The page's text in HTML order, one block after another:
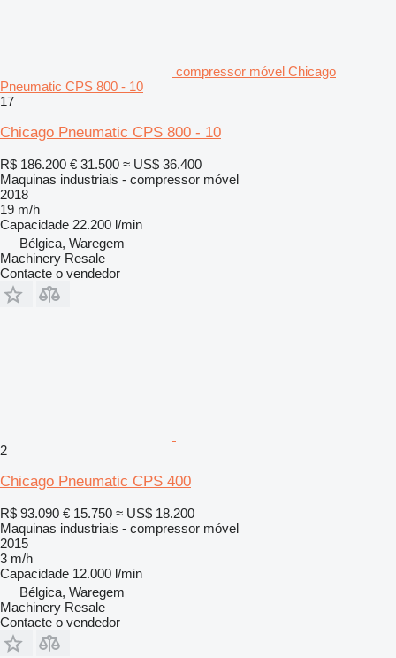
compressor móvel Chicago
Pneumatic CPS 800 - 10
17
Chicago Pneumatic CPS 800 - 10
R$ 186.200 € 31.500 ≈ US$ 36.400
Maquinas industriais - compressor móvel
2018
19 m/h
Capacidade 22.200 l/min
Bélgica, Waregem
Machinery Resale
Contacte o vendedor
2
Chicago Pneumatic CPS 400
R$ 93.090 € 15.750 ≈ US$ 18.200
Maquinas industriais - compressor móvel
2015
3 m/h
Capacidade 12.000 l/min
Bélgica, Waregem
Machinery Resale
Contacte o vendedor